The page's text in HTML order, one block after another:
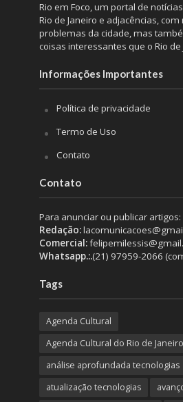
Rio em Foco, um portal de
Rio de Janeiro e adjacências,
problemas da cidade, mas
coisas interessantes que o Rio de
Informações Importantes
Política de privacidade
Termo de Uso
Contato
Contato
Para anunciar ou publicar artigos:
Redação:
Comercial:
Whatsapp.:.(21) 97959-2066
Tags
Agenda Cultural
Agenda Cultural do Rio de Janeiro
análise aprofundada tecnologias
atualização tecnologias